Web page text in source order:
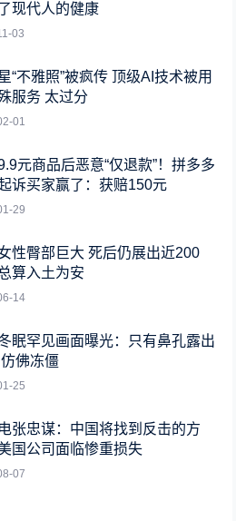
现代人的健康
03
“不雅照”被疯传 顶级AI技术被用
服务 太过分
01
元商品后恶意“仅退款”！拼多多
诉买家赢了：获赔150元
29
性臀部巨大 死后仍展出近200
算入土为安
14
眠罕见画面曝光：只有鼻孔露出
佛冻僵
25
张忠谋：中国将找到反击的方
国公司面临惨重损失
07